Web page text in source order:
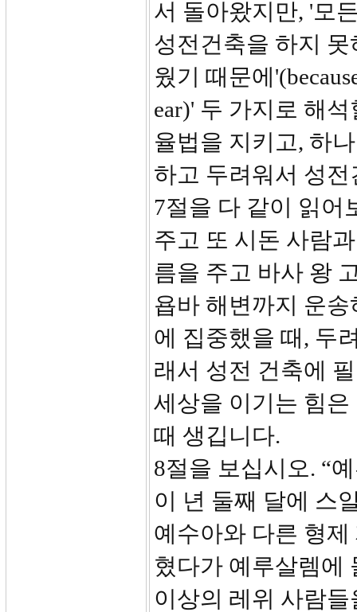
서 돌아왔지만, '모
성전건축을 하지
웠기 때문에
ear)' 두 가지로 해
율법을 지키고, 하
하고 두려워서 성
7절을 다 같이 읽어
주고 또 시돈 사람
름을 주고 바사 왕
욥바 해변까지 운
에 집중했을 때, 두
래서 성전 건축에
세상을 이기는 힘
때 생깁니다.
8절을 보십시오. “
이 년 둘째 달에 스
예수아와 다른 형
혔다가 예루살렘에
이상의 레위 사람